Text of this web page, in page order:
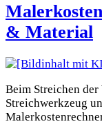
& Material
Beim Streichen
Streichwerkzeug